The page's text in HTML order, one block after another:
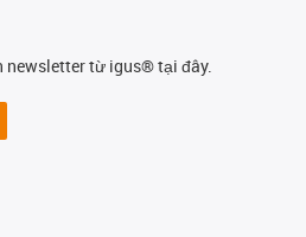
newsletter từ igus® tại đây.